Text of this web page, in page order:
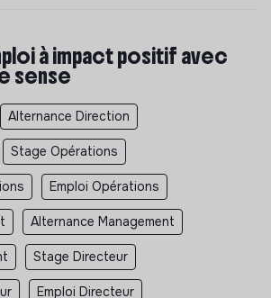
à impact positif avec
sense
Alternance Direction
Stage Opérations
Emploi Opérations
Alternance Management
Stage Directeur
Emploi Directeur